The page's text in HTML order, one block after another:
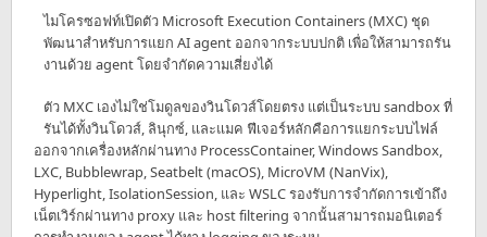
ไมโครซอฟท์เปิดตัว Microsoft Execution Containers (MXC) ชุด
พัฒนาสำหรับการแยก AI agent ออกจากระบบปกติ เพื่อให้สามารถรัน
งานด้วย agent โดยจำกัดความเสี่ยงได้
ตัว MXC เองไม่ใช่โมดูลของวินโดวส์โดยตรง แต่เป็นระบบ sandbox ที่
รันได้ทั้งวินโดวส์, ลินุกซ์, และแมค ฟีเจอร์หลักคือการแยกระบบไฟล์
ออกจากเครื่องหลักผ่านทาง ProcessContainer, Windows Sandbox,
LXC, Bubblewrap, Seatbelt (macOS), MicroVM (NanVix),
Hyperlight, IsolationSession, และ WSLC รองรับการจำกัดการเข้าถึง
เน็ตเวิร์กผ่านทาง proxy และ host filtering จากนั้นสามารถมอนิเตอร์